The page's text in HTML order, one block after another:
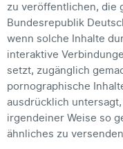
zu veröffentlichen, die
Bundesrepublik
wenn solche Inhalte
interaktive
setzt, zugänglich
pornographische
ausdrücklich
irgendeiner Weise so
ähnliches zu